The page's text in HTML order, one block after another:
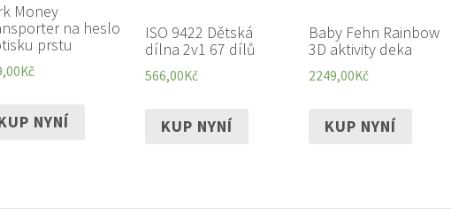
Money
na heslo
prstu
Kč
NYNÍ
ISO 9422 Dětská
dílna 2v1 67 dílů
566,00Kč
KUP NYNÍ
Baby Fehn Rainbow
3D aktivity deka
2249,00Kč
KUP NYNÍ